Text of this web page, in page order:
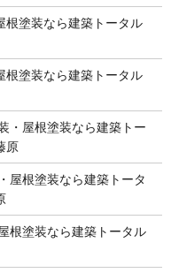
根塗装なら建築トータル
根塗装なら建築トータル
・屋根塗装なら建築トー
原
屋根塗装なら建築トータ
根塗装なら建築トータル